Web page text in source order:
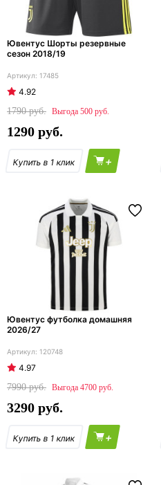
Ювентус Шорты резервные
сезон 2018/19
17485
4.92
1790
500
1290
+
Ювентус футболка домашняя
2026/27
120748
4.97
7990
4700
3290
+